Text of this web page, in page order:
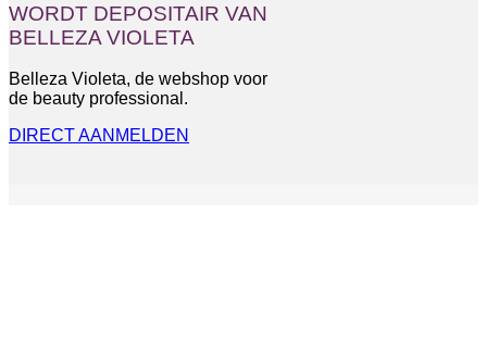
WORDT DEPOSITAIR VAN
BELLEZA VIOLETA
Belleza Violeta, de webshop voor
de beauty professional.
DIRECT AANMELDEN